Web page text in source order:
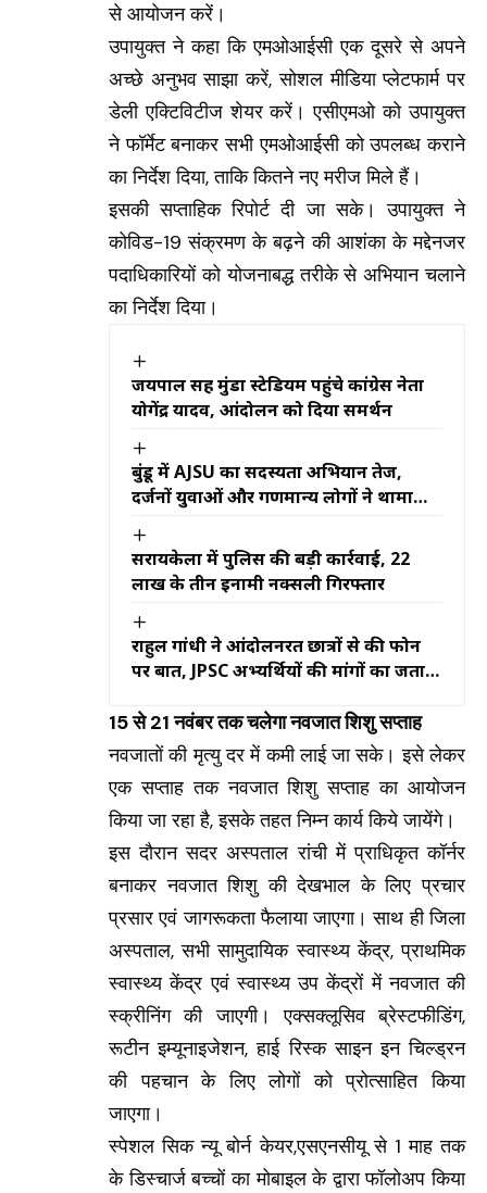
से आयोजन करें।
उपायुक्त ने कहा कि एमओआईसी एक दूसरे से अपने
अच्छे अनुभव साझा करें, सोशल मीडिया प्लेटफार्म पर
डेली एक्टिविटीज शेयर करें। एसीएमओ को उपायुक्त
ने फॉर्मेट बनाकर सभी एमओआईसी को उपलब्ध कराने
का निर्देश दिया, ताकि कितने नए मरीज मिले हैं।
इसकी सप्ताहिक रिपोर्ट दी जा सके। उपायुक्त ने
कोविड-19 संक्रमण के बढ़ने की आशंका के मद्देनजर
पदाधिकारियों को योजनाबद्ध तरीके से अभियान चलाने
का निर्देश दिया।
जयपाल सिंह मुंडा स्टेडियम पहुंचे कांग्रेस नेता
योगेंद्र यादव, आंदोलन को दिया समर्थन
बुंडू में AJSU का सदस्यता अभियान तेज,
दर्जनों युवाओं और गणमान्य लोगों ने थामा
सरायकेला में पुलिस की बड़ी कार्रवाई, 22
लाख के तीन इनामी नक्सली गिरफ्तार
राहुल गांधी ने आंदोलनरत छात्रों से की फोन
पर बात, JPSC अभ्यर्थियों की मांगों का जताया
15 से 21 नवंबर तक चलेगा नवजात शिशु सप्ताह
नवजातों की मृत्यु दर में कमी लाई जा सके। इसे लेकर
एक सप्ताह तक नवजात शिशु सप्ताह का आयोजन
किया जा रहा है, इसके तहत निम्न कार्य किये जायेंगे।
इस दौरान सदर अस्पताल रांची में प्राधिकृत कॉर्नर
बनाकर नवजात शिशु की देखभाल के लिए प्रचार
प्रसार एवं जागरूकता फैलाया जाएगा। साथ ही जिला
अस्पताल, सभी सामुदायिक स्वास्थ्य केंद्र, प्राथमिक
स्वास्थ्य केंद्र एवं स्वास्थ्य उप केंद्रों में नवजात की
स्क्रीनिंग की जाएगी। एक्सक्लूसिव ब्रेस्टफीडिंग,
रूटीन इम्यूनाइजेशन, हाई रिस्क साइन इन चिल्ड्रन
की पहचान के लिए लोगों को प्रोत्साहित किया
जाएगा।
स्पेशल सिक न्यू बोर्न केयर,एसएनसीयू से 1 माह तक
के डिस्चार्ज बच्चों का मोबाइल के द्वारा फॉलोअप किया